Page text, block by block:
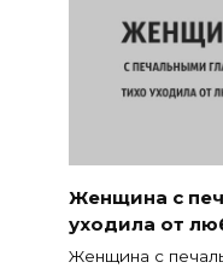
Женщина с
уходила от
Женщина с